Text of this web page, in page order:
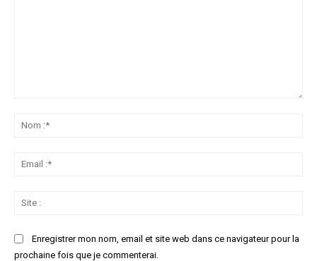
Enregistrer mon nom, email et site web dans ce navigateur pour la
prochaine fois que je commenterai.